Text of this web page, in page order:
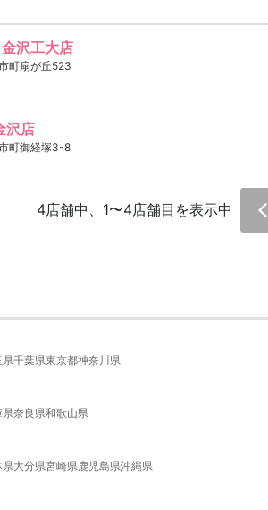
沢工大店
町扇が丘523
沢店
町御経塚3-8
4店舗中、1〜4店舗目を表示中
県千葉県東京都神奈川県
県奈良県和歌山県
県大分県宮崎県鹿児島県沖縄県